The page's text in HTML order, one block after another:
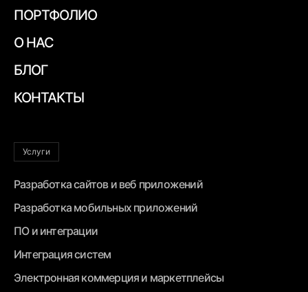
ПОРТФОЛИО
О НАС
БЛОГ
КОНТАКТЫ
Услуги
Разработка сайтов и веб приложений
Разработка мобильных приложений
ПО и интеграции
Интеграция систем
Электронная коммерция и маркетплейсы